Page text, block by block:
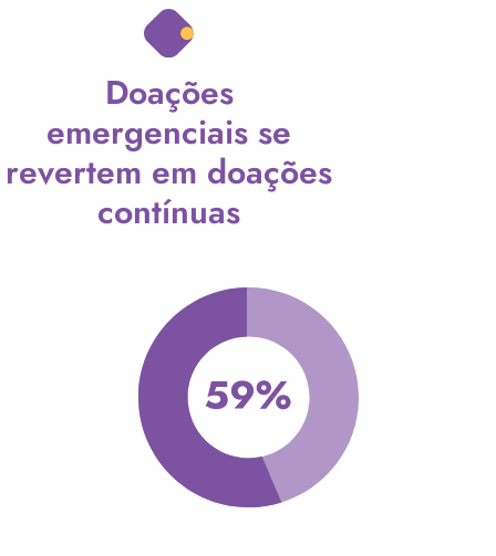
Doações
emergenciais se
revertem em doações
contínuas